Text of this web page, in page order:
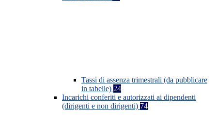
Tassi di assenza trimestrali (da pubblicare
in tabelle) 24
Incarichi conferiti e autorizzati ai dipendenti
(dirigenti e non dirigenti) 74